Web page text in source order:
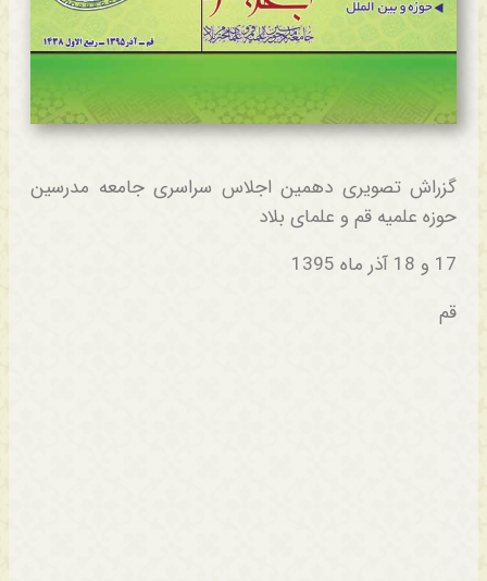
گزراش تصویری دهمین اجلاس سراسری جامعه مدرسین
حوزه علمیه قم و علمای بلاد
17 و 18 آذر ماه 1395
قم